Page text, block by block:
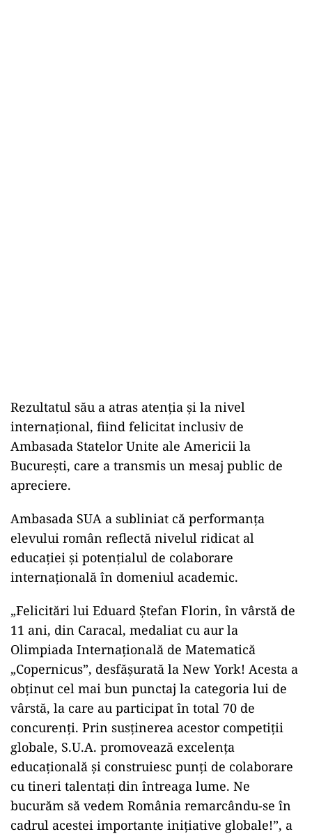
Rezultatul său a atras atenția și la nivel
internațional, fiind felicitat inclusiv de
Ambasada Statelor Unite ale Americii la
București, care a transmis un mesaj public de
apreciere.
Ambasada SUA a subliniat că performanța
elevului român reflectă nivelul ridicat al
educației și potențialul de colaborare
internațională în domeniul academic.
„Felicitări lui Eduard Ștefan Florin, în vârstă de
11 ani, din Caracal, medaliat cu aur la
Olimpiada Internațională de Matematică
„Copernicus”, desfășurată la New York! Acesta a
obținut cel mai bun punctaj la categoria lui de
vârstă, la care au participat în total 70 de
concurenți. Prin susținerea acestor competiții
globale, S.U.A. promovează excelența
educațională și construiesc punți de colaborare
cu tineri talentați din întreaga lume. Ne
bucurăm să vedem România remarcându-se în
cadrul acestei importante inițiative globale!”, a